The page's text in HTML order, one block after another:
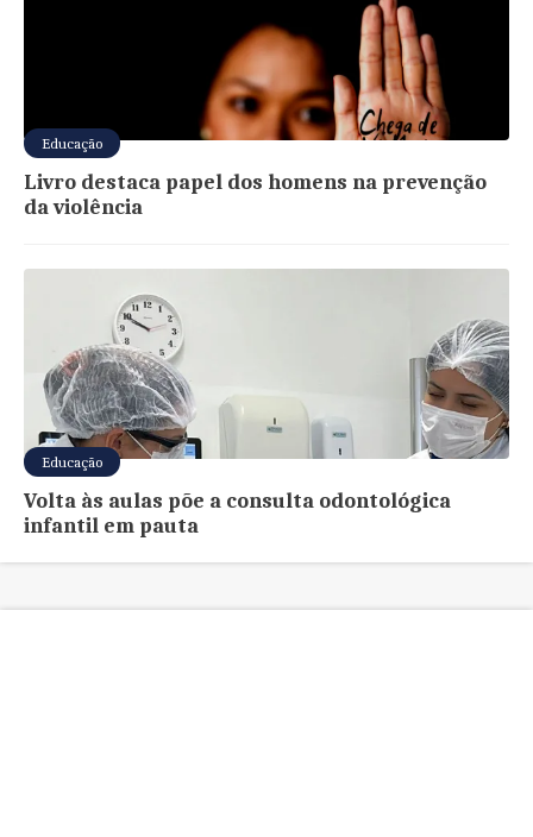
Educação
Livro destaca papel dos homens na prevenção
da violência
Educação
Volta às aulas põe a consulta odontológica
infantil em pauta